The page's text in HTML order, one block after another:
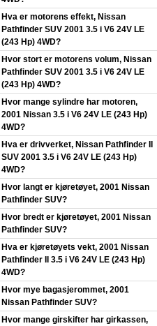
Hva er motorens effekt, Nissan
Pathfinder SUV 2001 3.5 i V6 24V LE
(243 Hp) 4WD?
Hvor stort er motorens volum, Nissan
Pathfinder SUV 2001 3.5 i V6 24V LE
(243 Hp) 4WD?
Hvor mange sylindre har motoren,
2001 Nissan 3.5 i V6 24V LE (243 Hp)
4WD?
Hva er drivverket, Nissan Pathfinder II
SUV 2001 3.5 i V6 24V LE (243 Hp)
4WD?
Hvor langt er kjøretøyet, 2001 Nissan
Pathfinder SUV?
Hvor bredt er kjøretøyet, 2001 Nissan
Pathfinder SUV?
Hva er kjøretøyets vekt, 2001 Nissan
Pathfinder II 3.5 i V6 24V LE (243 Hp)
4WD?
Hvor mye bagasjerommet, 2001
Nissan Pathfinder SUV?
Hvor mange girskifter har girkassen,